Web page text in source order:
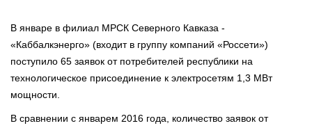
В январе в филиал МРСК Северного Кавказа -
«Каббалкэнерго» (входит в группу компаний «Россети»)
поступило 65 заявок от потребителей республики на
технологическое присоединение к электросетям 1,3 МВт
мощности.
В сравнении с январем 2016 года, количество заявок от